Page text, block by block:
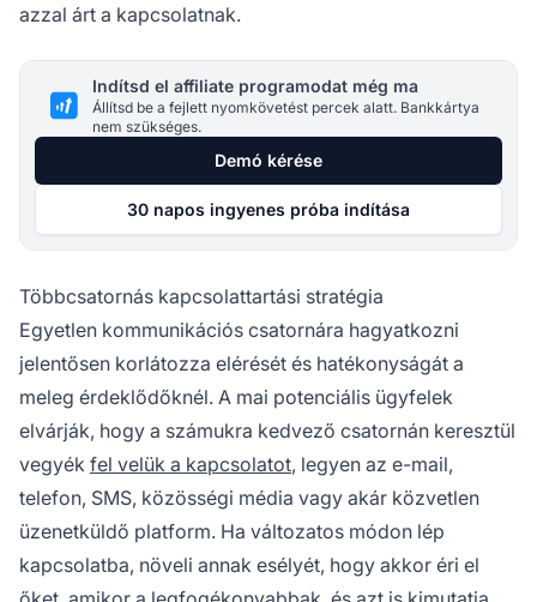
azzal árt a kapcsolatnak.
Indítsd el affiliate programodat még ma
Állítsd be a fejlett nyomkövetést percek alatt. Bankkártya
nem szükséges.
Demó kérése
30 napos ingyenes próba indítása
Többcsatornás kapcsolattartási stratégia
Egyetlen kommunikációs csatornára hagyatkozni
jelentősen korlátozza elérését és hatékonyságát a
meleg érdeklődőknél. A mai potenciális ügyfelek
elvárják, hogy a számukra kedvező csatornán keresztül
vegyék fel velük a kapcsolatot, legyen az e-mail,
telefon, SMS, közösségi média vagy akár közvetlen
üzenetküldő platform. Ha változatos módon lép
kapcsolatba, növeli annak esélyét, hogy akkor éri el